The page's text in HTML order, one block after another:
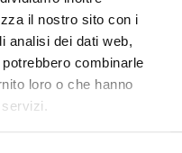
il nostro sito con i
analisi dei dati web,
combinarle
loro o che hanno